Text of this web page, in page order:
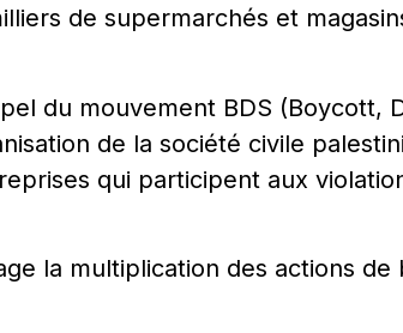
de supermarchés et
du mouvement BDS (Boycott,
de la société civile
qui participent aux
la multiplication des actions